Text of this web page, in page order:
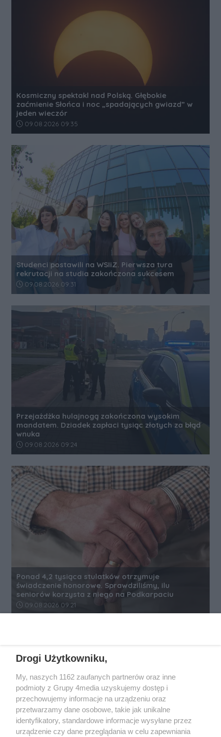
Kosmiczny spektakl nad Polską. Głębokie
zaćmienie Słońca i noc „spadających gwiazd” w
jeden wieczór
Data dodania artykułu:
09.08.2026 09:35
Studenci postawili na WSIiZ. Pierwsza tura
rekrutacji na studia zakończona sukcesem
Data dodania artykułu:
09.08.2026 09:31
Przejażdżka hulajnogą zakończona wysokim
mandatem. Dziadek zapłaci tysiąc złotych za błąd
wnuka
Data dodania artykułu:
09.08.2026 09:24
Ponad 4,2 tysiąca stulatków otrzymuje
świadczenie honorowe. Sprawdziliśmy, ilu
seniorów korzysta z niego na Podkarpaciu
Data dodania artykułu:
09.08.2026 09:21
Drogi Użytkowniku,
My, naszych 1162 zaufanych partnerów oraz inne
podmioty z Grupy 4media uzyskujemy dostęp i
przechowujemy informacje na urządzeniu oraz
przetwarzamy dane osobowe, takie jak unikalne
identyfikatory, standardowe informacje wysyłane przez
urządzenie czy dane przeglądania w celu zapewniania